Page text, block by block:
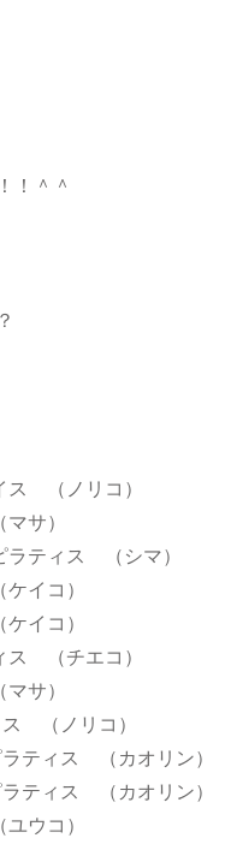
！＾＾
（ノリコ）
サ）
ティス （シマ）
イコ）
イコ）
（チエコ）
サ）
（ノリコ）
ティス （カオリン）
ティス （カオリン）
ウコ）